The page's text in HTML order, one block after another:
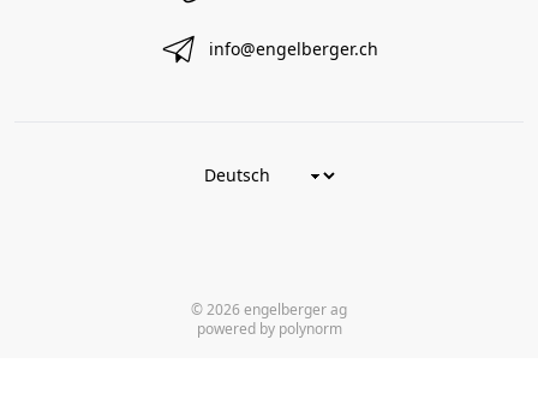
info@engelberger.ch
© 2026 engelberger ag
powered by polynorm